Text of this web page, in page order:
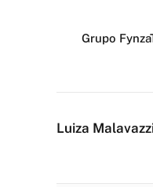
Grupo
Luiza